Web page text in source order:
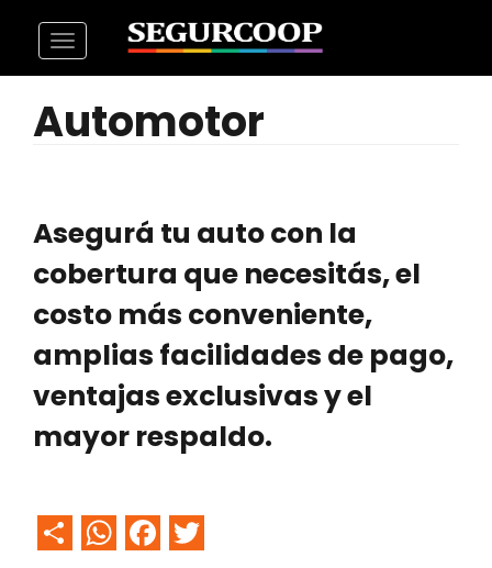
Pasar
contenido
principal
Toggle
navigation
Automotor
Asegurá tu auto con la
cobertura que necesitás, el
costo más conveniente,
amplias facilidades de pago,
ventajas exclusivas y el
mayor respaldo.
ShareWhatsApp
Facebook